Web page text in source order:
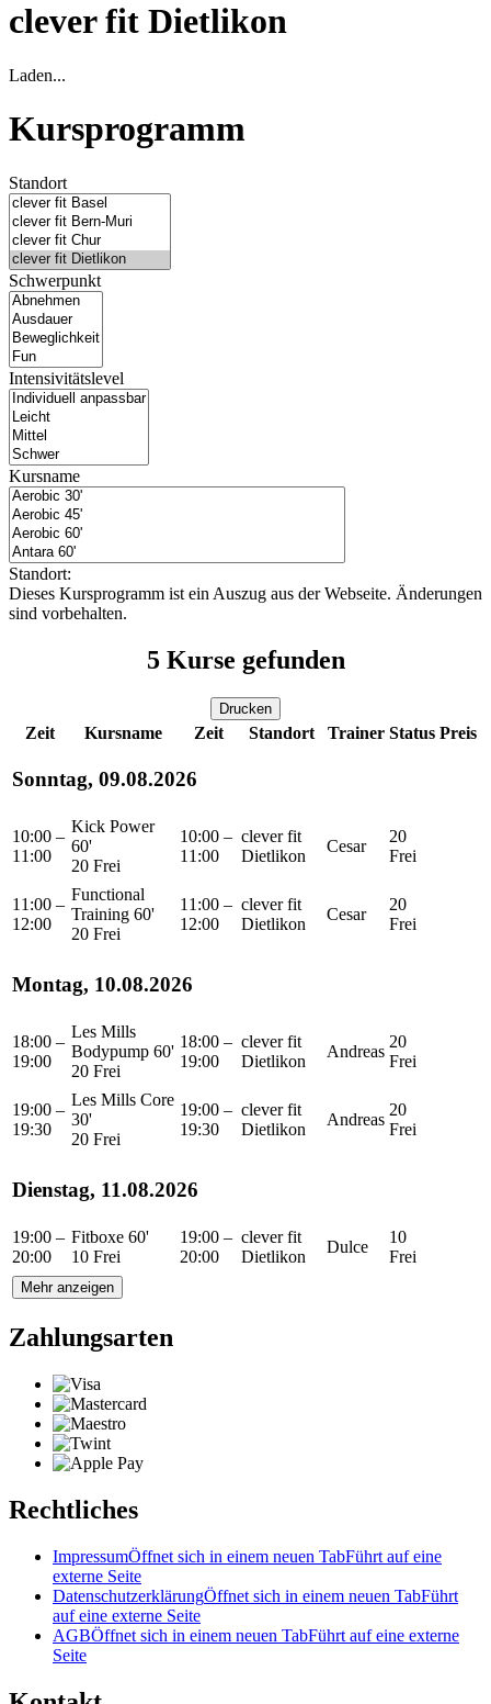
clever fit Dietlikon
Laden...
Kursprogramm
Standort
Schwerpunkt
Intensivitätslevel
Kursname
Standort:
Dieses Kursprogramm ist ein Auszug aus der Webseite. Änderungen
sind vorbehalten.
5Kurse gefunden
Drucken
Zeit Kursname Zeit Standort Trainer Status Preis
Sonntag, 09.08.2026
10:00 –
11:00
Kick Power
60'
20 Frei
10:00 –
11:00
clever fit
Dietlikon
Cesar
20
Frei
11:00 –
12:00
Functional
Training 60'
20 Frei
11:00 –
12:00
clever fit
Dietlikon
Cesar
20
Frei
Montag, 10.08.2026
18:00 –
19:00
Les Mills
Bodypump 60'
20 Frei
18:00 –
19:00
clever fit
Dietlikon
Andreas
20
Frei
19:00 –
19:30
Les Mills Core
30'
20 Frei
19:00 –
19:30
clever fit
Dietlikon
Andreas
20
Frei
Dienstag, 11.08.2026
19:00 –
20:00
Fitboxe 60'
10 Frei
19:00 –
20:00
clever fit
Dietlikon
Dulce
10
Frei
Mehr anzeigen
Zahlungsarten
Rechtliches
ImpressumÖffnet sich in einem neuen TabFührt auf eine
externe Seite
DatenschutzerklärungÖffnet sich in einem neuen TabFührt
auf eine externe Seite
AGBÖffnet sich in einem neuen TabFührt auf eine externe
Seite